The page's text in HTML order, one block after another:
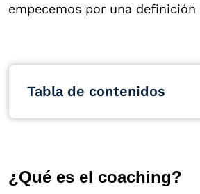
empecemos por una
Tabla de contenidos
¿Qué es el coaching?